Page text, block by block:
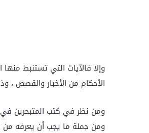
وإلا فالآيات التي تستنبط
الأحكام من الأخبار والقصص ،
ومن نظر في كتب المتبحرين
ومن جملة ما يجب أن يعرفه من